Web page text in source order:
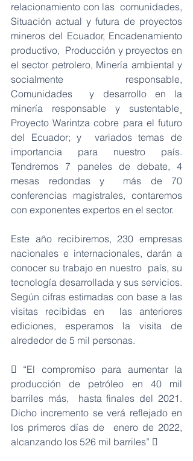
relacionamiento con las  comunidades,
Situación actual y futura de proyectos
mineros del Ecuador, Encadenamiento
productivo,  Producción y proyectos en
el sector petrolero, Minería ambiental y
socialmente responsable,
Comunidades  y desarrollo en la
minería responsable y sustentable¸
Proyecto Warintza cobre para el futuro
del Ecuador; y  variados temas de
importancia para nuestro país.
Tendremos 7 paneles de debate, 4
mesas redondas y  más de 70
conferencias magistrales, contaremos
con exponentes expertos en el sector.
Este año recibiremos, 230 empresas
nacionales e internacionales, darán a
conocer su trabajo en nuestro  país, su
tecnología desarrollada y sus servicios.
Según cifras estimadas con base a las
visitas recibidas en  las anteriores
ediciones, esperamos la visita de
alrededor de 5 mil personas.
 “El compromiso para aumentar la
producción de petróleo en 40 mil
barriles más,  hasta finales del 2021.
Dicho incremento se verá reflejado en
los primeros días de  enero de 2022,
alcanzando los 526 mil barriles” 